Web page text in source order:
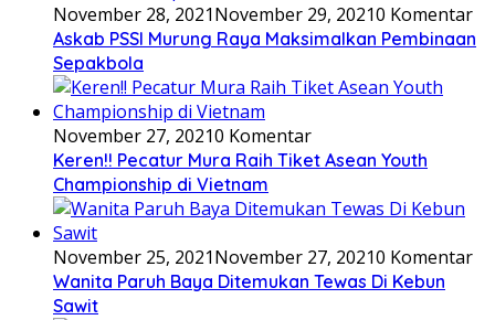
November 28, 2021November 29, 20210 Komentar
Askab PSSI Murung Raya Maksimalkan Pembinaan
Sepakbola
November 27, 20210 Komentar
Keren!! Pecatur Mura Raih Tiket Asean Youth
Championship di Vietnam
November 25, 2021November 27, 20210 Komentar
Wanita Paruh Baya Ditemukan Tewas Di Kebun
Sawit